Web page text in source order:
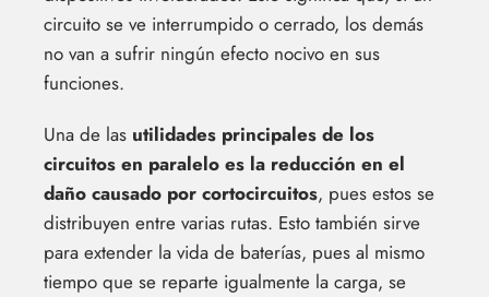
circuito se ve interrumpido o cerrado, los demás
no van a sufrir ningún efecto nocivo en sus
funciones.
Una de las utilidades principales de los
circuitos en paralelo es la reducción en el
daño causado por cortocircuitos, pues estos se
distribuyen entre varias rutas. Esto también sirve
para extender la vida de baterías, pues al mismo
tiempo que se reparte igualmente la carga, se